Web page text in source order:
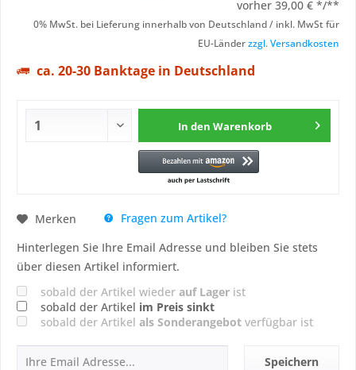
vorher 39,00 € */**
0% MwSt. bei Lieferung innerhalb von Deutschland / inkl. MwSt für
EU-Länderzzgl. Versandkosten
ca. 20-30 Banktage in Deutschland
In den Warenkorb
Merken
Fragen zum Artikel?
Hinterlegen Sie Ihre Email Adresse und bleiben Sie stets
über diesen Artikel informiert.
sobald der Artikel wieder auf Lager ist
sobald der Artikel im Preis sinkt
sobald der Artikel als Sonderangebot verfügbar ist
Speichern